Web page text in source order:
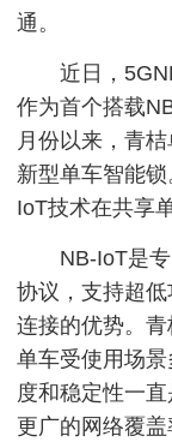
通。
近日，
作为首个搭载
月份以来，青
新型单车智能
IoT技术在共享
NB-IoT是
协议，支持超
连接的优势。
单车受使用场
度和稳定性一
更广的网络覆